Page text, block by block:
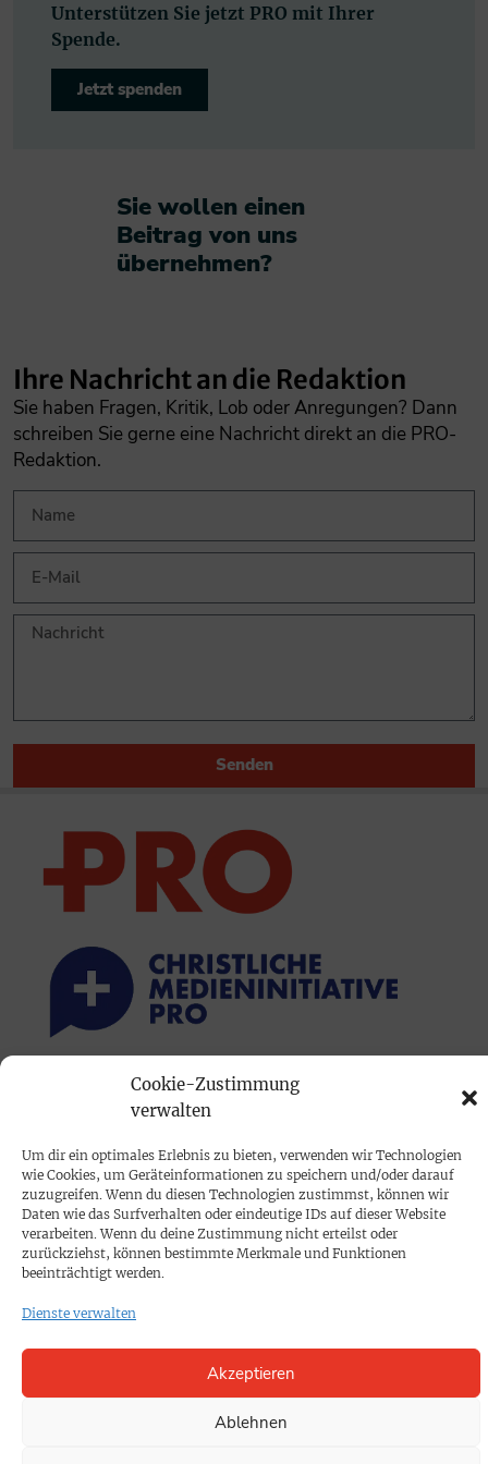
Cookie-Zustimmung
verwalten
Um dir ein optimales Erlebnis zu bieten, verwenden wir Technologien
wie Cookies, um Geräteinformationen zu speichern und/oder darauf
zuzugreifen. Wenn du diesen Technologien zustimmst, können wir
Daten wie das Surfverhalten oder eindeutige IDs auf dieser Website
verarbeiten. Wenn du deine Zustimmung nicht erteilst oder
zurückziehst, können bestimmte Merkmale und Funktionen
beeinträchtigt werden.
Dienste verwalten
Akzeptieren
Ablehnen
Unterstützen Sie jetzt PRO mit Ihrer
Spende.
Jetzt spenden
Sie wollen einen
Beitrag von uns
übernehmen?​
Ihre Nachricht an die Redaktion
Sie haben Fragen, Kritik, Lob oder Anregungen? Dann
schreiben Sie gerne eine Nachricht direkt an die PRO-
Redaktion.
Senden
PRINTAUSGABE
PROKOMPAKT
Impressum
SPENDEN
Datenschutz